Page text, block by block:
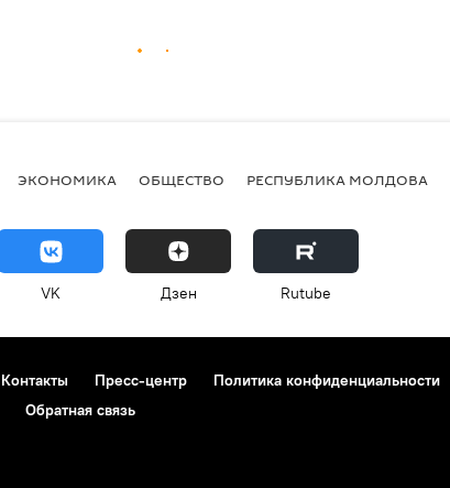
ЭКОНОМИКА ОБЩЕСТВО РЕСПУБЛИКА МОЛДОВА
VK Дзен Rutube
Контакты Пресс-центр Политика конфиденциальности
Обратная связь